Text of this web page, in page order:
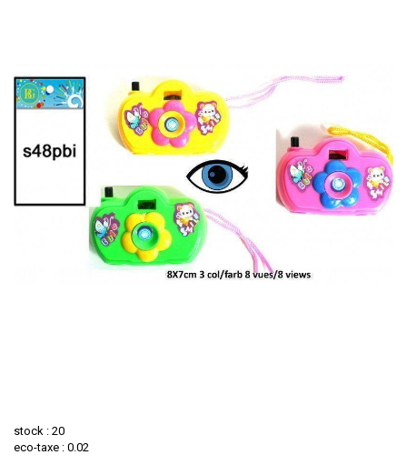
stock : 20
eco-taxe : 0.02